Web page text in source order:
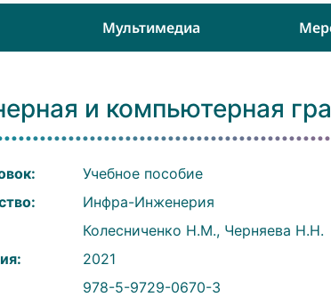
Мультимедиа
и компьютерная
Учебное пособие
Инфра-Инженерия
Колесниченко Н.М., Черняева Н.Н.
2021
978-5-9729-0670-3